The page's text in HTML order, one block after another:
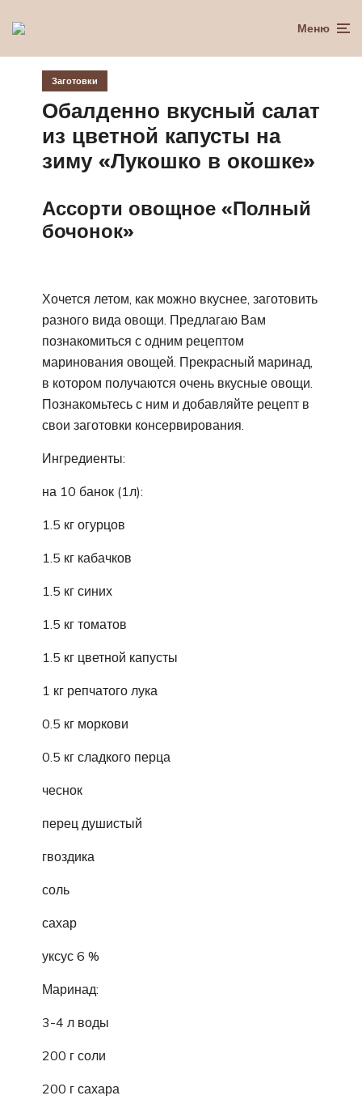
Меню
Заготовки
Обалденно вкусный салат
из цветной капусты на
зиму «Лукошко в окошке»
Ассорти овощное «Полный
бочонок»
Хочется летом, как можно вкуснее, заготовить
разного вида овощи. Предлагаю Вам
познакомиться с одним рецептом
маринования овощей. Прекрасный маринад,
в котором получаются очень вкусные овощи.
Познакомьтесь с ним и добавляйте рецепт в
свои заготовки консервирования.
Ингредиенты:
на 10 банок (1л):
1.5 кг огурцов
1.5 кг кабачков
1.5 кг синих
1.5 кг томатов
1.5 кг цветной капусты
1 кг репчатого лука
0.5 кг моркови
0.5 кг сладкого перца
чеснок
перец душистый
гвоздика
соль
сахар
уксус 6 %
Маринад:
3-4 л воды
200 г соли
200 г сахара